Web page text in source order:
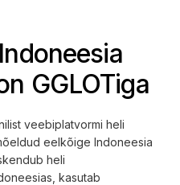
GGLOTiga
veebiplatvormi heli
eelkõige Indoneesia
heli
kasutab